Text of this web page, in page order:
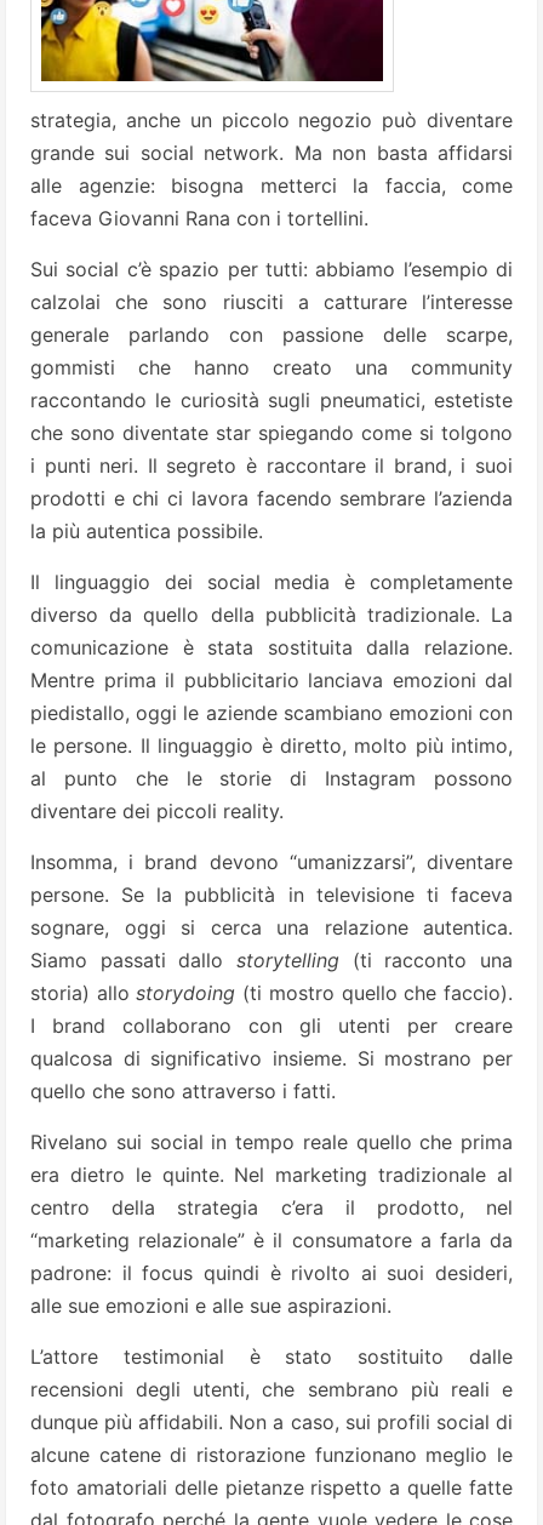
strategia, anche un piccolo negozio può diventare
grande sui social network. Ma non basta affidarsi
alle agenzie: bisogna metterci la faccia, come
faceva Giovanni Rana con i tortellini.
Sui social c’è spazio per tutti: abbiamo l’esempio di
calzolai che sono riusciti a catturare l’interesse
generale parlando con passione delle scarpe,
gommisti che hanno creato una community
raccontando le curiosità sugli pneumatici, estetiste
che sono diventate star spiegando come si tolgono
i punti neri. Il segreto è raccontare il brand, i suoi
prodotti e chi ci lavora facendo sembrare l’azienda
la più autentica possibile.
Il linguaggio dei social media è completamente
diverso da quello della pubblicità tradizionale. La
comunicazione è stata sostituita dalla relazione.
Mentre prima il pubblicitario lanciava emozioni dal
piedistallo, oggi le aziende scambiano emozioni con
le persone. Il linguaggio è diretto, molto più intimo,
al punto che le storie di Instagram possono
diventare dei piccoli reality.
Insomma, i brand devono “umanizzarsi”, diventare
persone. Se la pubblicità in televisione ti faceva
sognare, oggi si cerca una relazione autentica.
Siamo passati dallo storytelling (ti racconto una
storia) allostorydoing (ti mostro quello che faccio).
I brand collaborano con gli utenti per creare
qualcosa di significativo insieme. Si mostrano per
quello che sono attraverso i fatti.
Rivelano sui social in tempo reale quello che prima
era dietro le quinte. Nel marketing tradizionale al
centro della strategia c’era il prodotto, nel
“marketing relazionale” è il consumatore a farla da
padrone: il focus quindi è rivolto ai suoi desideri,
alle sue emozioni e alle sue aspirazioni.
L’attore testimonial è stato sostituito dalle
recensioni degli utenti, che sembrano più reali e
dunque più affidabili. Non a caso, sui profili social di
alcune catene di ristorazione funzionano meglio le
foto amatoriali delle pietanze rispetto a quelle fatte
dal fotografo perché la gente vuole vedere le cose